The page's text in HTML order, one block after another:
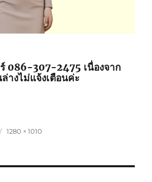
086-307-2475 เนื่องจาก
างไม่แจ้งเตือนค่ะ
Full
1280 × 1010